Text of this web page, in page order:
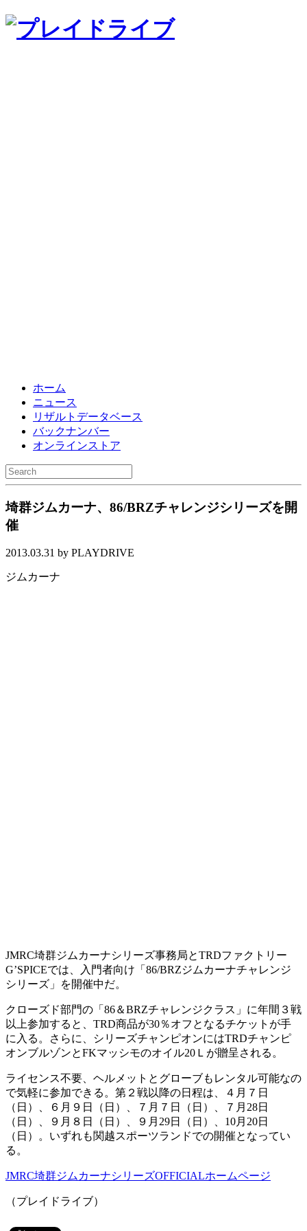
ホーム
ニュース
リザルトデータベース
バックナンバー
オンラインストア
埼群ジムカーナ、86/BRZチャレンジシリーズを開
催
2013.03.31 by PLAYDRIVE
ジムカーナ
JMRC埼群ジムカーナシリーズ事務局とTRDファクトリー
G’SPICEでは、入門者向け「86/BRZジムカーナチャレンジ
シリーズ」を開催中だ。
クローズド部門の「86＆BRZチャレンジクラス」に年間３戦
以上参加すると、TRD商品が30％オフとなるチケットが手
に入る。さらに、シリーズチャンピオンにはTRDチャンピ
オンブルゾンとFKマッシモのオイル20Ｌが贈呈される。
ライセンス不要、ヘルメットとグローブもレンタル可能なの
で気軽に参加できる。第２戦以降の日程は、４月７日
（日）、６月９日（日）、７月７日（日）、７月28日
（日）、９月８日（日）、９月29日（日）、10月20日
（日）。いずれも関越スポーツランドでの開催となってい
る。
JMRC埼群ジムカーナシリーズOFFICIALホームページ
（プレイドライブ）